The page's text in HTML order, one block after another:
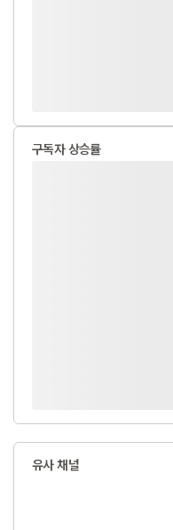
구독자 상승률
유사 채널